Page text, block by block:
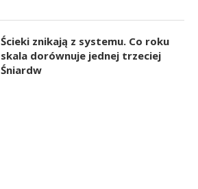
Ścieki znikają z systemu. Co roku
skala dorównuje jednej trzeciej
Śniardw